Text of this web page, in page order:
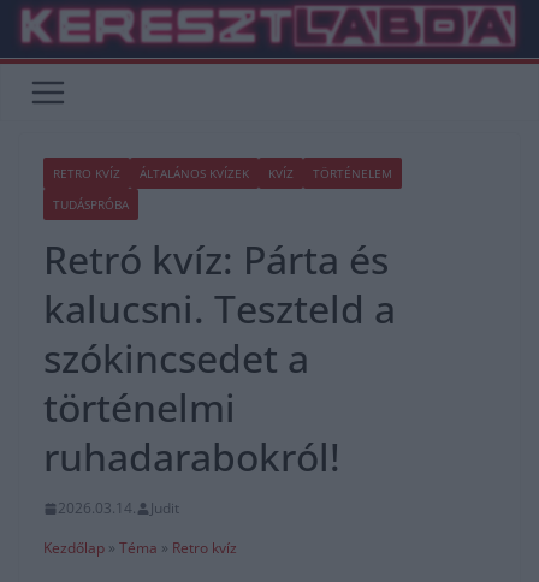
Skip
content
RETRO KVÍZ ÁLTALÁNOS KVÍZEK KVÍZ
TÖRTÉNELEM
TUDÁSPRÓBA
Retró kvíz: Párta és
kalucsni. Teszteld a
szókincsedet a
történelmi
ruhadarabokról!
2026.03.14.
Judit
Kezdőlap » Téma » Retro kvíz